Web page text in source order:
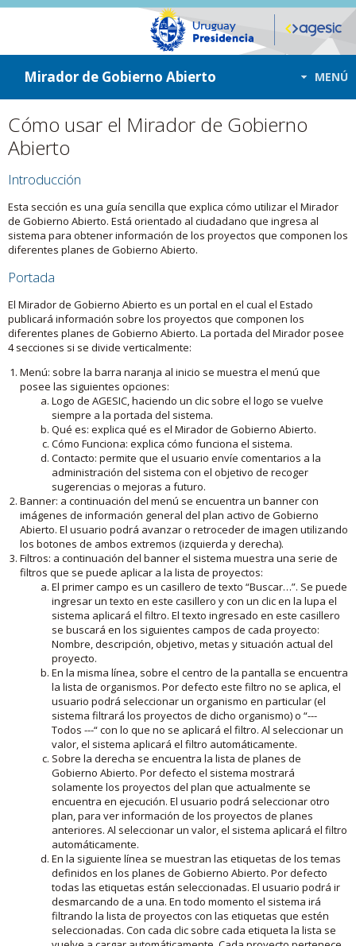
ir a contenido
ir al menú
Mirador de Gobierno Abierto MENÚ
Cómo usar el Mirador de Gobierno
Abierto
Introducción
Esta sección es una guía sencilla que explica cómo utilizar el Mirador
de Gobierno Abierto. Está orientado al ciudadano que ingresa al
sistema para obtener información de los proyectos que componen los
diferentes planes de Gobierno Abierto.
Portada
El Mirador de Gobierno Abierto es un portal en el cual el Estado
publicará información sobre los proyectos que componen los
diferentes planes de Gobierno Abierto. La portada del Mirador posee
4 secciones si se divide verticalmente:
Menú: sobre la barra naranja al inicio se muestra el menú que
posee las siguientes opciones:
Logo de AGESIC, haciendo un clic sobre el logo se vuelve
siempre a la portada del sistema.
Qué es: explica qué es el Mirador de Gobierno Abierto.
Cómo Funciona: explica cómo funciona el sistema.
Contacto: permite que el usuario envíe comentarios a la
administración del sistema con el objetivo de recoger
sugerencias o mejoras a futuro.
Banner: a continuación del menú se encuentra un banner con
imágenes de información general del plan activo de Gobierno
Abierto. El usuario podrá avanzar o retroceder de imagen utilizando
los botones de ambos extremos (izquierda y derecha).
Filtros: a continuación del banner el sistema muestra una serie de
filtros que se puede aplicar a la lista de proyectos:
El primer campo es un casillero de texto “Buscar…”. Se puede
ingresar un texto en este casillero y con un clic en la lupa el
sistema aplicará el filtro. El texto ingresado en este casillero
se buscará en los siguientes campos de cada proyecto:
Nombre, descripción, objetivo, metas y situación actual del
proyecto.
En la misma línea, sobre el centro de la pantalla se encuentra
la lista de organismos. Por defecto este filtro no se aplica, el
usuario podrá seleccionar un organismo en particular (el
sistema filtrará los proyectos de dicho organismo) o “---
Todos ---“ con lo que no se aplicará el filtro. Al seleccionar un
valor, el sistema aplicará el filtro automáticamente.
Sobre la derecha se encuentra la lista de planes de
Gobierno Abierto. Por defecto el sistema mostrará
solamente los proyectos del plan que actualmente se
encuentra en ejecución. El usuario podrá seleccionar otro
plan, para ver información de los proyectos de planes
anteriores. Al seleccionar un valor, el sistema aplicará el filtro
automáticamente.
En la siguiente línea se muestran las etiquetas de los temas
definidos en los planes de Gobierno Abierto. Por defecto
todas las etiquetas están seleccionadas. El usuario podrá ir
desmarcando de a una. En todo momento el sistema irá
filtrando la lista de proyectos con las etiquetas que estén
seleccionadas. Con cada clic sobre cada etiqueta la lista se